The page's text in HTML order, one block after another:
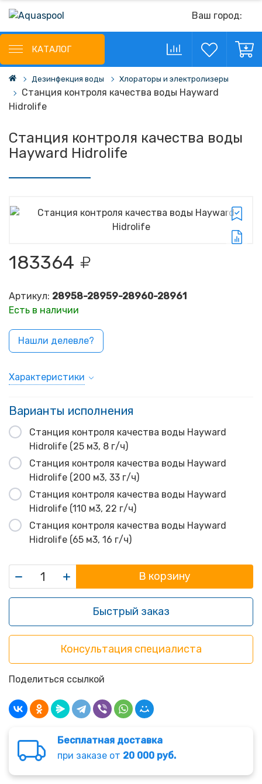
Ваш город:
КАТАЛОГ
Дезинфекция воды Хлораторы и электролизеры
Станция контроля качества воды Hayward
Hidrolife
Станция контроля качества воды
Hayward Hidrolife
183364
Артикул: 28958-28959-28960-28961
Есть в наличии
Нашли делевле?
Характеристики
Варианты исполнения
Станция контроля качества воды Hayward
Hidrolife (25 м3, 8 г/ч)
Станция контроля качества воды Hayward
Hidrolife (200 м3, 33 г/ч)
Станция контроля качества воды Hayward
Hidrolife (110 м3, 22 г/ч)
Станция контроля качества воды Hayward
Hidrolife (65 м3, 16 г/ч)
В корзину
Быстрый заказ
Консультация специалиста
Поделиться ссылкой
Бесплатная доставка
при заказе от 20 000 руб.